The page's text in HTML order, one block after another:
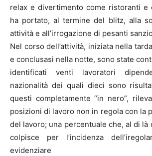
relax e divertimento come ristoranti e
ha portato, al termine del blitz, alla
attività e all’irrogazione di pesanti
Nel corso dell’attività, iniziata nella
e conclusasi nella notte, sono state
identificati venti lavoratori
nazionalità dei quali dieci sono
questi completamente “in nero”,
posizioni di lavoro non in regola con la
del lavoro; una percentuale che, al di là
colpisce per l’incidenza
evidenziare